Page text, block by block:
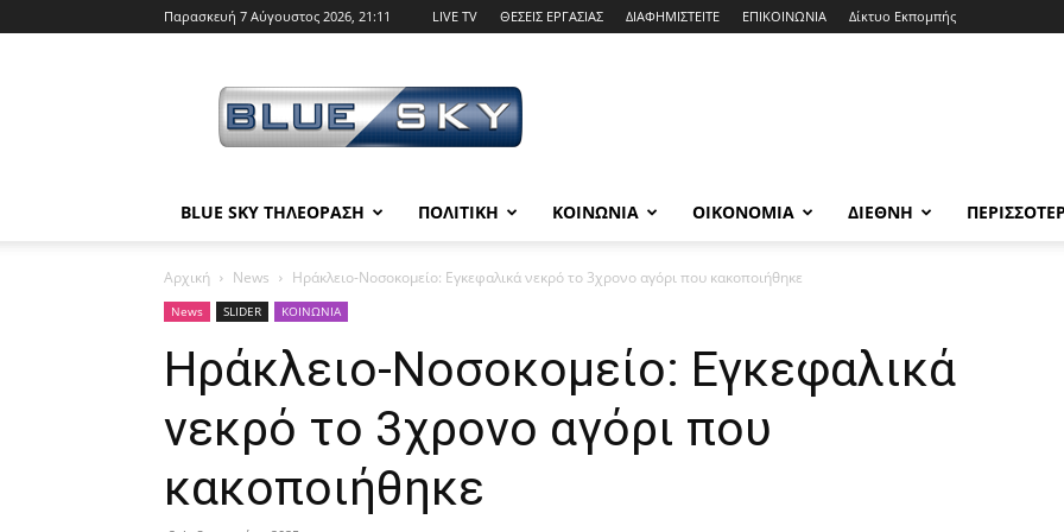
Παρασκευή 7 Αύγουστος 2026, 21:11 LIVE TV ΘΕΣΕΙΣ ΕΡΓΑΣΙΑΣ ΔΙΑΦΗΜΙΣΤΕΙΤΕ ΕΠΙΚΟΙΝΩΝΙΑ Δίκτυο Εκπομπής
SKY
BLUE SKY ΤΗΛΕΟΡΑΣΗ ΠΟΛΙΤΙΚΗ ΚΟΙΝΩΝΙΑ ΟΙΚΟΝΟΜΙΑ ΔΙΕΘΝΗ
Αρχική News Ηράκλειο-Νοσοκομείο: Εγκεφαλικά νεκρό το 3χρονο αγόρι που κακοποιήθηκε
News SLIDER ΚΟΙΝΩΝΙΑ
Ηράκλειο-Νοσοκομείο: Εγκεφαλικά
νεκρό το 3χρονο αγόρι που
κακοποιήθηκε